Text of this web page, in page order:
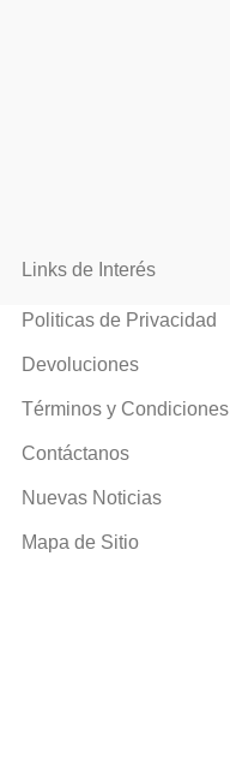
Links de Interés
Politicas de Privacidad
Devoluciones
Términos y Condiciones
Contáctanos
Nuevas Noticias
Mapa de Sitio